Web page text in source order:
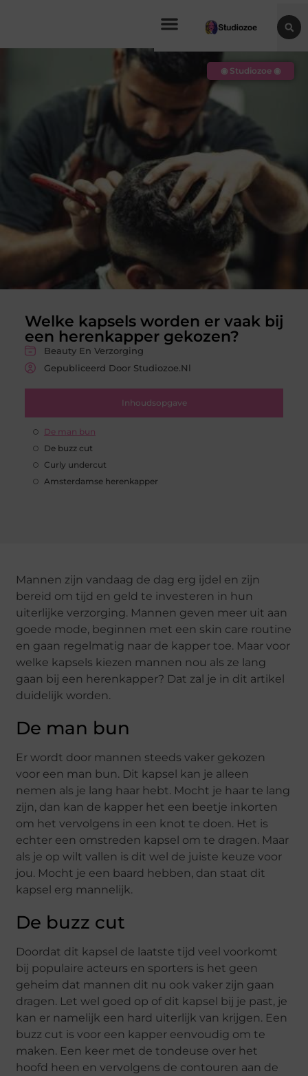
Welke kapsels worden er vaak bij
een herenkapper gekozen?
Beauty En Verzorging
Gepubliceerd Door Studiozoe.nl
Inhoudsopgave
De man bun
De buzz cut
Curly undercut
Amsterdamse herenkapper
◉ Studiozoe ◉
Mannen zijn vandaag de dag erg ijdel en zijn
bereid om tijd en geld te investeren in hun
uiterlijke verzorging. Mannen geven meer uit aan
goede mode, beginnen met een skin care routine
en gaan regelmatig naar de kapper toe. Maar voor
welke kapsels kiezen mannen nou als ze lang
gaan bij een herenkapper? Dat zal je in dit artikel
duidelijk worden.
De man bun
Er wordt door mannen steeds vaker gekozen
voor een man bun. Dit kapsel kan je alleen
nemen als je lang haar hebt. Mocht je haar te lang
zijn, dan kan de kapper het een beetje inkorten
om het vervolgens in een knot te doen. Het is
echter een omstreden kapsel om te dragen. Maar
als je op wilt vallen is dit wel de juiste keuze voor
jou. Mocht je een baard hebben, dan staat dit
kapsel erg mannelijk.
De buzz cut
Doordat dit kapsel de laatste tijd veel voorkomt
bij populaire acteurs en sporters is het geen
geheim dat mannen dit nu ook vaker zijn gaan
dragen. Let wel goed op of dit kapsel bij je past, je
kan er namelijk een hard uiterlijk van krijgen. Een
buzz cut is voor een kapper eenvoudig om te
maken. Een keer met de tondeuse over het
hoofd heen en vervolgens de contouren aan de